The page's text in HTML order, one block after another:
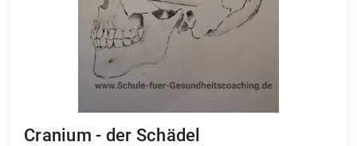
Cranium - der Schädel